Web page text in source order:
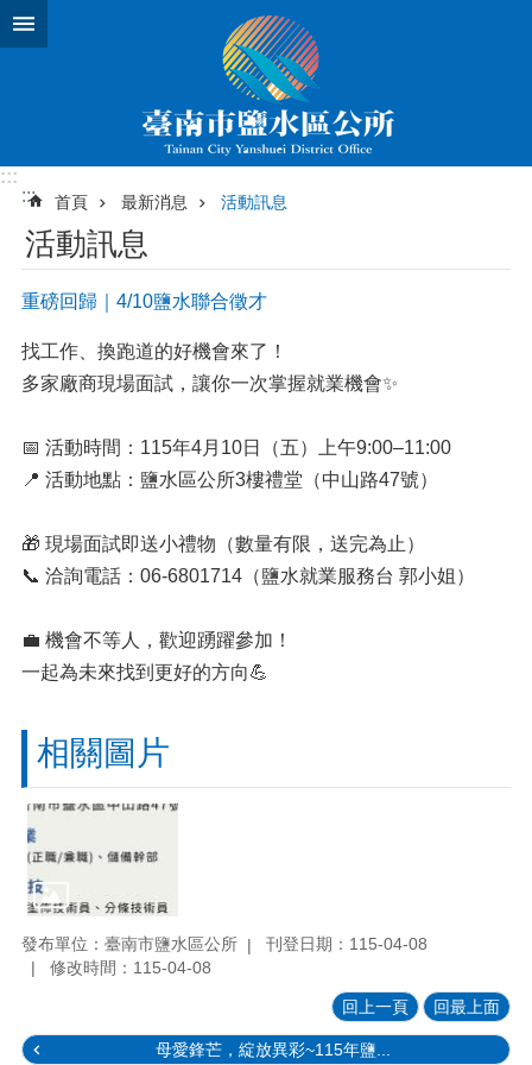
跳到主要內容區塊
:::
:::
首頁 最新消息 活動訊息
活動訊息
重磅回歸｜4/10鹽水聯合徵才
找工作、換跑道的好機會來了！
多家廠商現場面試，讓你一次掌握就業機會✨
📅 活動時間：115年4月10日（五）上午9:00–11:00
📍 活動地點：鹽水區公所3樓禮堂（中山路47號）
🎁 現場面試即送小禮物（數量有限，送完為止）
📞 洽詢電話：06-6801714（鹽水就業服務台 郭小姐）
💼 機會不等人，歡迎踴躍參加！
一起為未來找到更好的方向💪
相關圖片
發布單位：臺南市鹽水區公所
刊登日期：115-04-08
修改時間：115-04-08
回上一頁 回最上面
母愛鋒芒，綻放異彩~115年鹽...